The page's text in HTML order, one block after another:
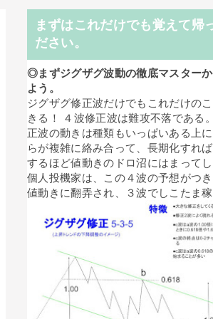
まずはこれだけでも覚えて帰
ださい。
◎まずジグザグ波動の徹底マスター
よう。
ジグザグ修正波だけでもこれだけの
きる！ ４波修正波は難攻不落である
正波の動きは種類もいっぱいある上
らが複雑に絡み合って、長期化すれ
するほど値動きのドロ沼にはまってし
個人投機家は、この４波の予想がつ
値動きに翻弄され、３波でしこたま